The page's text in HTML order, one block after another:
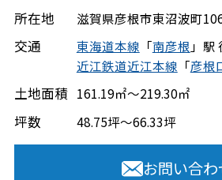
所在地 滋賀県彦根市東沼波町
交通 東海道本線 「南彦根 」駅
近江鉄道近江本線 「彦根
土地面積 161.19㎡～219.30㎡
坪数 48.75坪～66.33坪
お問い合わ